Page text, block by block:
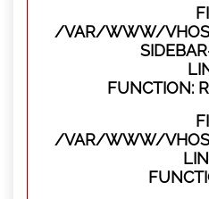
/VAR/WWW/
FUNCTION:
/VAR/WWW/